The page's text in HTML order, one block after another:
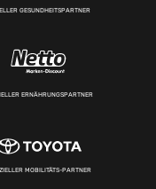
GESUNDHEITSPARTNER
ERNÄHRUNGSPARTNER
MOBILITÄTS-PARTNER